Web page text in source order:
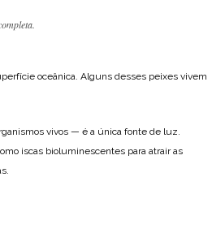
oceânica. Alguns desses peixes vivem
vivos — é a única fonte de luz.
iscas bioluminescentes para atrair as